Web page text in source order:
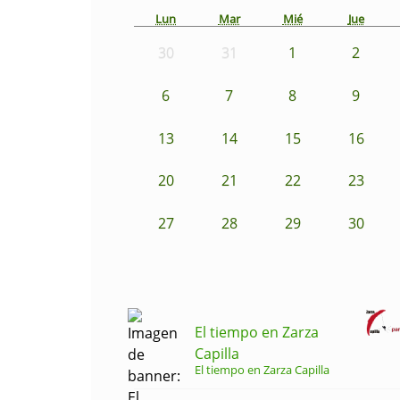
Lun Mar Mié Jue
30 31 1 2
6 7 8 9
13 14 15 16
20 21 22 23
27 28 29 30
El tiempo en Zarza
Capilla
El tiempo en Zarza Capilla